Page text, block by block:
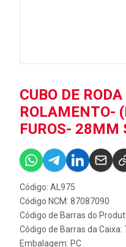
CUBO DE
ROLAMENTO-
FUROS- 28MM
Código: AL975
Código NCM: 87087090
Código de Barras do
Código de Barras da
Embalagem: PC